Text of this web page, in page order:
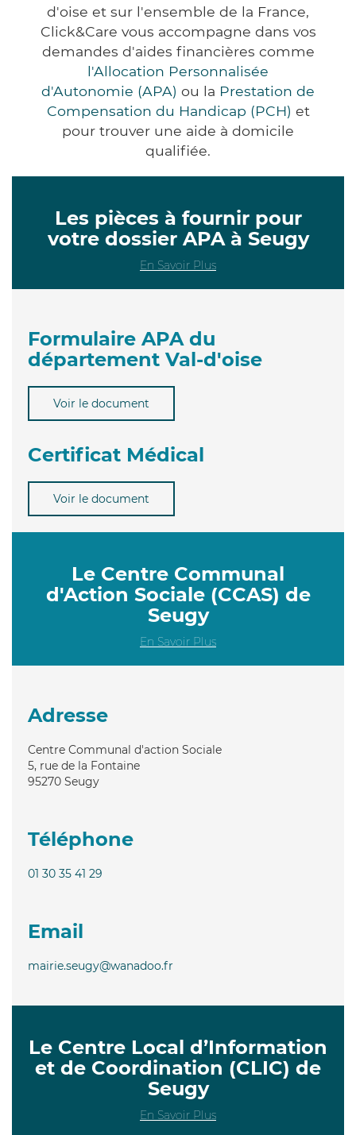
d'oise et sur l'ensemble de la France,
Click&Care vous accompagne dans vos
demandes d'aides financières comme
l'Allocation Personnalisée
d'Autonomie (APA) ou la Prestation de
Compensation du Handicap (PCH) et
pour trouver une aide à domicile
qualifiée.
Les pièces à fournir pour
votre dossier APA à Seugy
En Savoir Plus
Formulaire APA du
département Val-d'oise
Voir le document
Certificat Médical
Voir le document
Le Centre Communal
d'Action Sociale (CCAS) de
Seugy
En Savoir Plus
Adresse
Centre Communal d'action Sociale
5, rue de la Fontaine
95270 Seugy
Téléphone
01 30 35 41 29
Email
mairie.seugy@wanadoo.fr
Le Centre Local d’Information
et de Coordination (CLIC) de
Seugy
En Savoir Plus